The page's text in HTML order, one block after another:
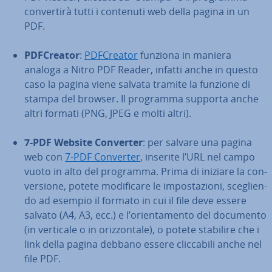
con­ver­ti­rà tutti i contenuti web della pagina in un
PDF.
PD­F­Crea­tor: PD­F­Crea­torfunziona in maniera
analoga a Nitro PDF Reader, infatti anche in questo
caso la pagina viene salvata tramite la funzione di
stampa del browser. Il programma supporta anche
altri formati (PNG, JPEG e molti altri).
7-PDF Website Converter: per salvare una pagina
web con 7-PDF Converter, inserite l’URL nel campo
vuoto in alto del programma. Prima di iniziare la con­
ver­sio­ne, potete mo­di­fi­ca­re le im­po­sta­zio­ni, sce­glien­
do ad esempio il formato in cui il file deve essere
salvato (A4, A3, ecc.) e l’orien­ta­men­to del documento
(in verticale o in oriz­zon­ta­le), o potete stabilire che i
link della pagina debbano essere clic­ca­bi­li anche nel
file PDF.